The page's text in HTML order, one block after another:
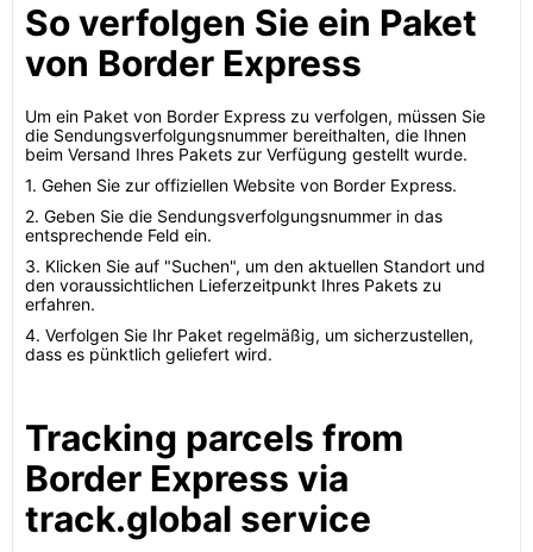
So verfolgen Sie ein Paket
von Border Express
Um ein Paket von Border Express zu verfolgen, müssen Sie
die Sendungsverfolgungsnummer bereithalten, die Ihnen
beim Versand Ihres Pakets zur Verfügung gestellt wurde.
1. Gehen Sie zur offiziellen Website von Border Express.
2. Geben Sie die Sendungsverfolgungsnummer in das
entsprechende Feld ein.
3. Klicken Sie auf "Suchen", um den aktuellen Standort und
den voraussichtlichen Lieferzeitpunkt Ihres Pakets zu
erfahren.
4. Verfolgen Sie Ihr Paket regelmäßig, um sicherzustellen,
dass es pünktlich geliefert wird.
Tracking parcels from
Border Express via
track.global service